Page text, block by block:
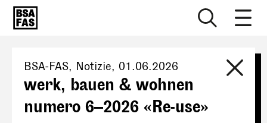
BSA-FAS, Notizie, 01.06.2026
werk, bauen & wohnen
numero 6–2026 «Re-use»